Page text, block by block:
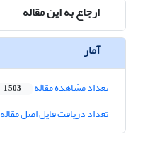
ارجاع به این مقاله
آمار
تعداد مشاهده مقاله 1,503
تعداد دریافت فایل اصل مقاله